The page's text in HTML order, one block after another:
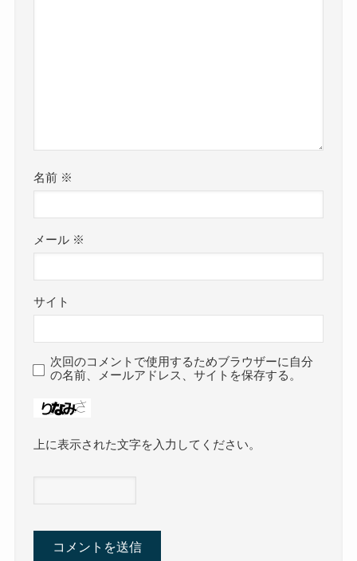
名前 ※
メール ※
サイト
次回のコメントで使用するためブラウザーに自分
の名前、メールアドレス、サイトを保存する。
上に表示された文字を入力してください。